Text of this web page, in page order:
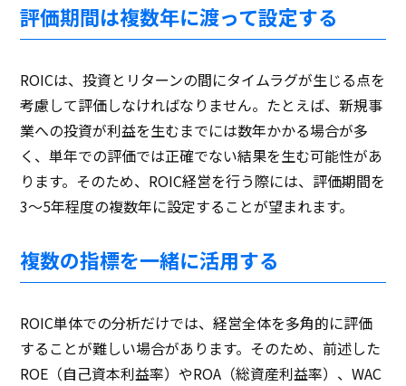
評価期間は複数年に渡って設定する
ROICは、投資とリターンの間にタイムラグが生じる点を
考慮して評価しなければなりません。たとえば、新規事
業への投資が利益を生むまでには数年かかる場合が多
く、単年での評価では正確でない結果を生む可能性があ
ります。そのため、ROIC経営を行う際には、評価期間を
3～5年程度の複数年に設定することが望まれます。
複数の指標を一緒に活用する
ROIC単体での分析だけでは、経営全体を多角的に評価
することが難しい場合があります。そのため、前述した
ROE（自己資本利益率）やROA（総資産利益率）、WAC